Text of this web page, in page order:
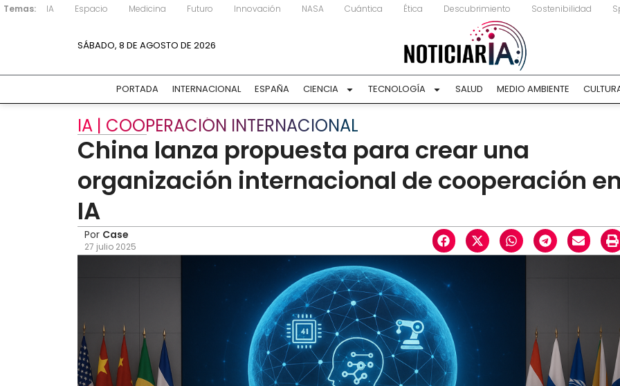
Temas: IA Espacio Medicina Futuro Innovación NASA Cuántica Ética Descubrimiento Sostenibilidad
SÁBADO, 8 DE AGOSTO DE 2026
PORTADA INTERNACIONAL ESPAÑA CIENCIA TECNOLOGÍA SALUD MEDIO AMBIENTE
IA | COOPERACIÓN INTERNACIONAL
China lanza propuesta para crear una
organización internacional de cooperación
IA
Por Case
27 julio 2025